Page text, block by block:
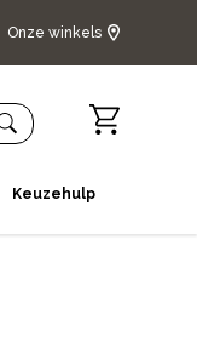
Onze winkels
Keuzehulp